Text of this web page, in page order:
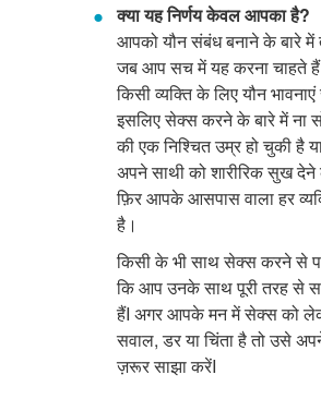
क्या यह निर्णय केवल आपका है?
आपको यौन संबंध बनाने के बारे में
जब आप सच में यह करना चाहते
किसी व्यक्ति के लिए यौन
इसलिए सेक्स करने के बारे में ना
की एक निश्चित उम्र हो चुकी है
अपने साथी को शारीरिक सुख देने
फ़िर आपके आसपास वाला हर
है।
किसी के भी साथ सेक्स करने से
कि आप उनके साथ पूरी तरह से
हैंI अगर आपके मन में सेक्स को
सवाल, डर या चिंता है तो उसे
ज़रूर साझा करेंI